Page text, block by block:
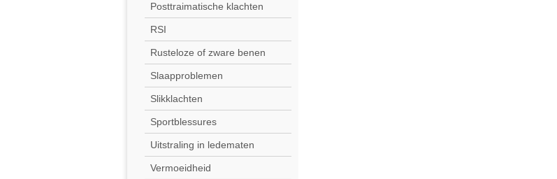
Posttraimatische klachten
RSI
Rusteloze of zware benen
Slaapproblemen
Slikklachten
Sportblessures
Uitstraling in ledematen
Vermoeidheid